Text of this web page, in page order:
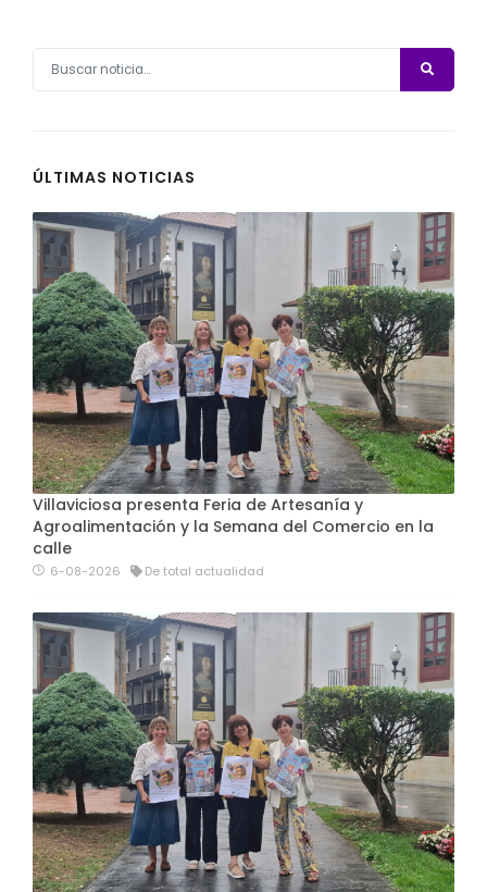
ÚLTIMAS NOTICIAS
Villaviciosa presenta Feria de Artesanía y
Agroalimentación y la Semana del Comercio en la
calle
6-08-2026 De total actualidad